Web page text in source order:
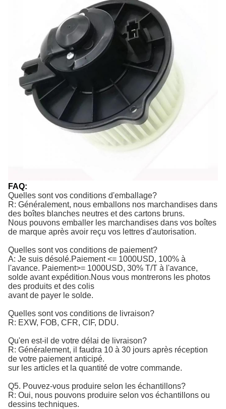
FAQ:
Quelles sont vos conditions d'emballage?
R: Généralement, nous emballons nos marchandises dans
des boîtes blanches neutres et des cartons bruns.
Nous pouvons emballer les marchandises dans vos boîtes
de marque après avoir reçu vos lettres d'autorisation.
Quelles sont vos conditions de paiement?
A: Je suis désolé.Paiement <= 1000USD, 100% à
l'avance. Paiement>= 1000USD, 30% T/T à l'avance,
solde avant expédition.Nous vous montrerons les photos
des produits et des colis
avant de payer le solde.
Quelles sont vos conditions de livraison?
R: EXW, FOB, CFR, CIF, DDU.
Qu'en est-il de votre délai de livraison?
R: Généralement, il faudra 10 à 30 jours après réception
de votre paiement anticipé.
sur les articles et la quantité de votre commande.
Q5. Pouvez-vous produire selon les échantillons?
R: Oui, nous pouvons produire selon vos échantillons ou
dessins techniques.